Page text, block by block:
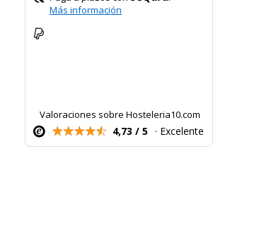
Más información
Valoraciones sobre Hosteleria10.com
4,73 / 5 · Excelente